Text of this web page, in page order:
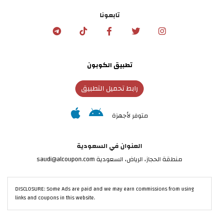
تابعونا
تطبيق الكوبون
رابط تحميل التطبيق
متوفر لأجهزة
العنوان في السعودية
منطقة الحجاز، الرياض، السعودية saudi@alcoupon.com
DISCLOSURE: Some Ads are paid and we may earn commissions from using
links and coupons in this website.